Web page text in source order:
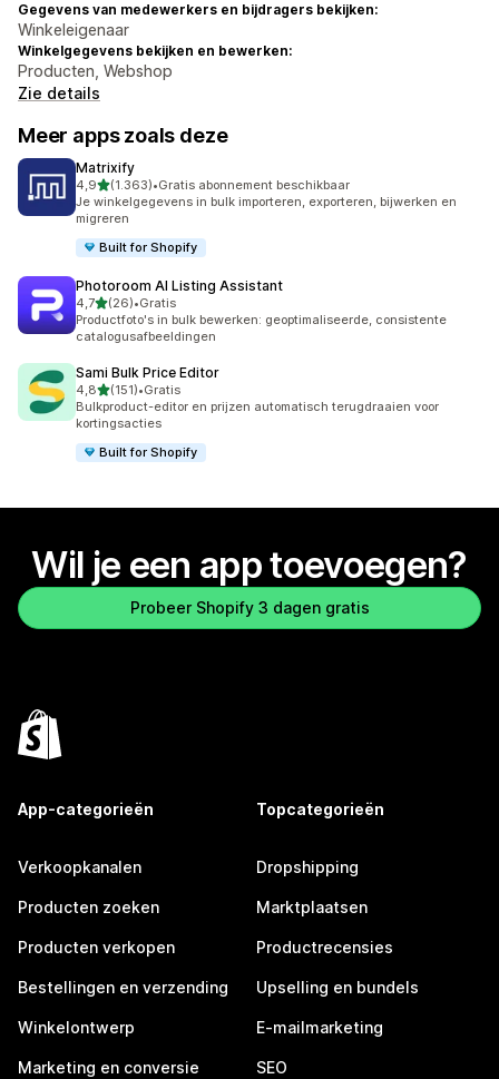
Gegevens van medewerkers en bijdragers bekijken:
Winkeleigenaar
Winkelgegevens bekijken en bewerken:
Producten, Webshop
Zie details
Meer apps zoals deze
Matrixify
4,9van 5 sterren
(1.363)
1363 recensies in totaal
•Gratis abonnement beschikbaar
Je winkelgegevens in bulk importeren, exporteren, bijwerken en
migreren
Built for Shopify
Photoroom AI Listing Assistant
4,7van 5 sterren
(26)
26 recensies in totaal
•Gratis
Productfoto's in bulk bewerken: geoptimaliseerde, consistente
catalogusafbeeldingen
Sami Bulk Price Editor
4,8van 5 sterren
(151)
151 recensies in totaal
•Gratis
Bulkproduct-editor en prijzen automatisch terugdraaien voor
kortingsacties
Built for Shopify
Wil je een app toevoegen?
Probeer Shopify 3 dagen gratis
App-categorieën
Verkoopkanalen
Producten zoeken
Producten verkopen
Bestellingen en verzending
Winkelontwerp
Marketing en conversie
Topcategorieën
Dropshipping
Marktplaatsen
Productrecensies
Upselling en bundels
E-mailmarketing
SEO